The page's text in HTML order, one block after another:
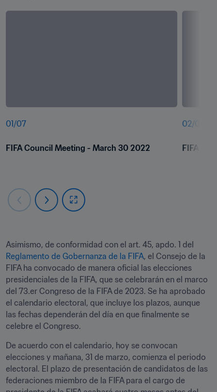
01 /07
FIFA Council Meeting - March 30 2022
02/07
FIFA
Reglamento de Gobernanza de la FIFA, el Consejo de la
FIFA ha convocado de manera oficial las elecciones
presidenciales de la FIFA, que se celebrarán en el marco
del 73.er Congreso de la FIFA de 2023. Se ha aprobado
el calendario electoral, que incluye los plazos, aunque
las fechas dependerán del día en que finalmente se
celebre el Congreso.
De acuerdo con el calendario, hoy se convocan
elecciones y mañana, 31 de marzo, comienza el periodo
electoral. El plazo de presentación de candidatos de las
federaciones miembro de la FIFA para el cargo de